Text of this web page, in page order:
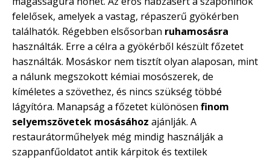
felelősek, amelyek a vastag, répaszerű gyökérben
találhatók. Régebben elsősorban ruhamosásra
használták. Erre a célra a gyökérből készült főzetet
használták. Mosáskor nem tisztít olyan alaposan, mint
a nálunk megszokott kémiai mosószerek, de
kíméletes a szövethez, és nincs szükség többé
lágyítóra. Manapság a főzetet különösen finom
selyemszövetek mosásához ajánlják. A
restaurátorműhelyek még mindig használják a
szappanfűoldatot antik kárpitok és textilek